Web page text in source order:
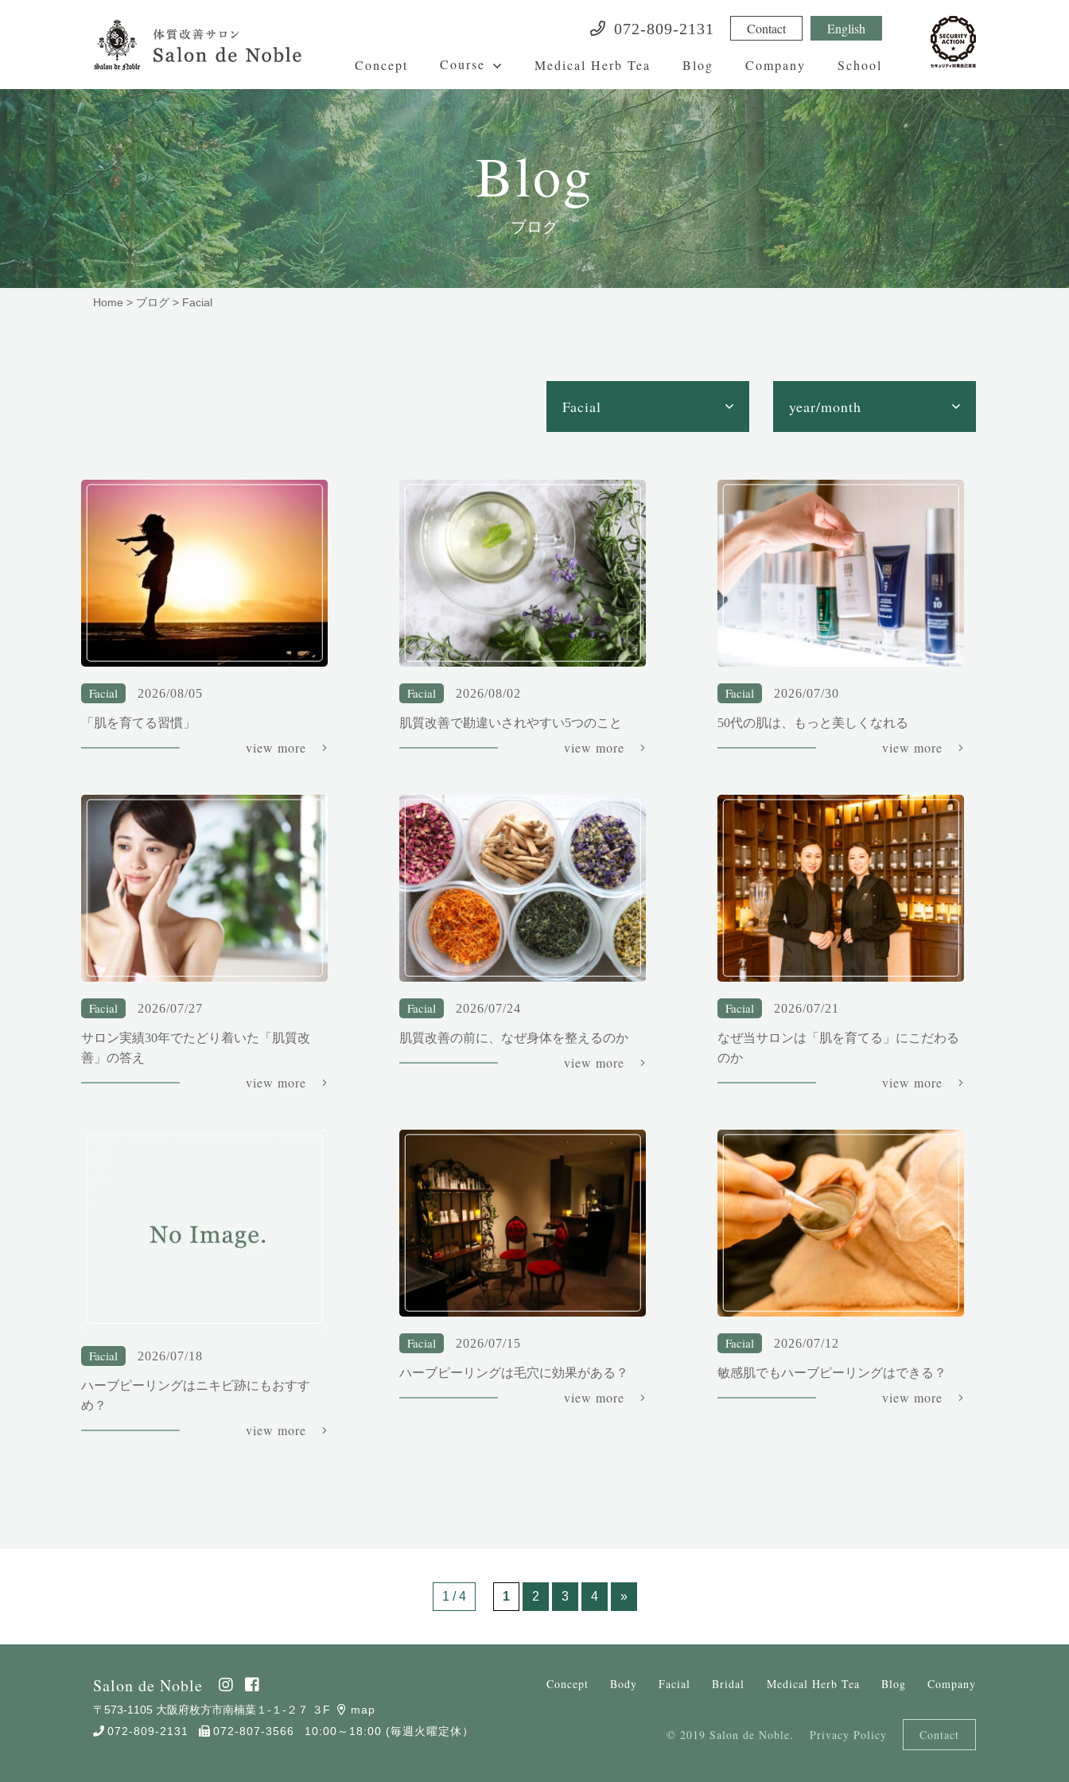
072-809-2131 Contact English
Concept Course Medical Herb Tea Blog Company School
Blog
ブログ
Home > ブログ > Facial
Facial 2026/08/05
「肌を育てる習慣」
view more
Facial 2026/08/02
肌質改善で勘違いされやすい5つのこと
view more
Facial 2026/07/30
50代の肌は、もっと美しくなれる
view more
Facial 2026/07/27
サロン実績30年でたどり着いた「肌質改
善」の答え
view more
Facial 2026/07/24
肌質改善の前に、なぜ身体を整えるのか
view more
Facial 2026/07/21
なぜ当サロンは「肌を育てる」にこだわる
のか
view more
Facial 2026/07/18
ハーブピーリングはニキビ跡にもおすす
め？
view more
Facial 2026/07/15
ハーブピーリングは毛穴に効果がある？
view more
Facial 2026/07/12
敏感肌でもハーブピーリングはできる？
view more
1 / 4 1 2 3 4 »
Salon de Noble
〒573-1105 大阪府枚方市南楠葉１-１-２７ ３F
map
072-809-2131
072-807-3566 10:00～18:00 (毎週火曜定休）
Concept Body Facial Bridal Medical Herb Tea Blog Company
© 2019 Salon de Noble. Privacy Policy Contact